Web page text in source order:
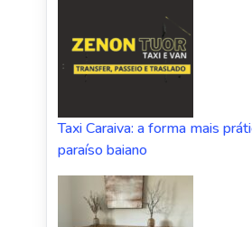
Taxi Caraiva: a forma mais
paraíso baiano